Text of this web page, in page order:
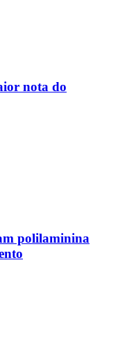
nota do
polilaminina